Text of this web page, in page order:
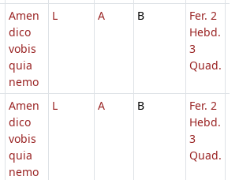
Amen
dico
vobis
quia
nemo
L A B
Fer. 2
Hebd.
3
Quad.
Amen
dico
vobis
quia
nemo
L A B
Fer. 2
Hebd.
3
Quad.